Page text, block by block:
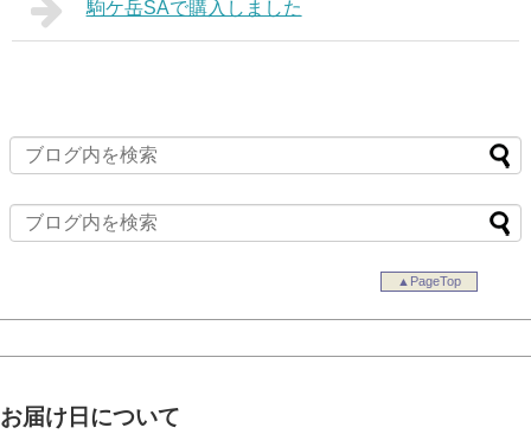
駒ケ岳SAで購入しました
▲PageTop
お届け日について